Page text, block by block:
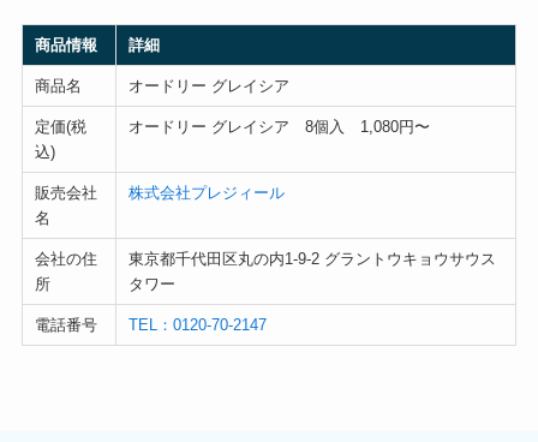
商品情報 詳細
商品名 オードリー グレイシア
定価(税
込)
オードリー グレイシア 8個入 1,080円〜
販売会社
名
株式会社プレジィール
会社の住
所
東京都千代田区丸の内1-9-2 グラントウキョウサウス
タワー
電話番号 TEL：0120-70-2147